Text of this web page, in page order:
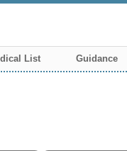
List Guidance